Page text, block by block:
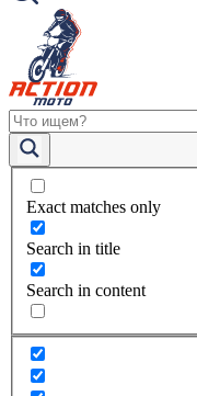
Exact matches only
Search in title
Search in content